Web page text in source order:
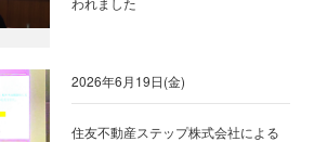
2026年6月19日(金)
住友不動産ステップ株式会社による